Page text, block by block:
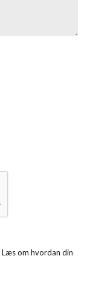
Læs om hvordan din